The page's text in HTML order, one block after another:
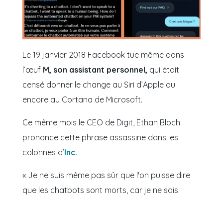
Le 19 janvier 2018 Facebook tue même dans
l’œuf M, son assistant personnel, qui était
censé donner le change au Siri d’Apple ou
encore au Cortana de Microsoft.
Ce même mois le CEO de Digit, Ethan Bloch
prononce cette phrase assassine dans les
colonnes d’Inc.
« Je ne suis même pas sûr que l'on puisse dire
que les chatbots sont morts, car je ne sais